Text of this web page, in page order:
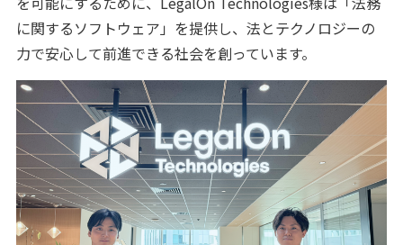
に関するソフトウェア」を提供し、法とテクノロジーの
力で安心して前進できる社会を創っています。